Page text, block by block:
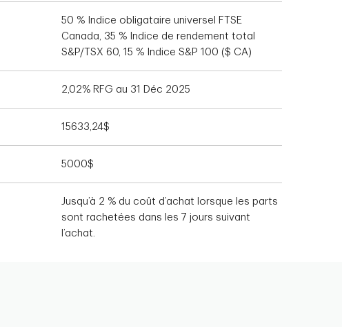
50 % Indice obligataire universel FTSE
Canada, 35 % Indice de rendement total
S&P/TSX 60, 15 % Indice S&P 100 ($ CA)
2,02% RFG au 31 Déc 2025
15633,24$
5000$
Jusqu’à 2 % du coût d’achat lorsque les parts
sont rachetées dans les 7 jours suivant
l’achat.